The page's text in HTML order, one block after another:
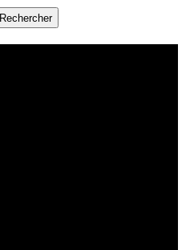
Rechercher